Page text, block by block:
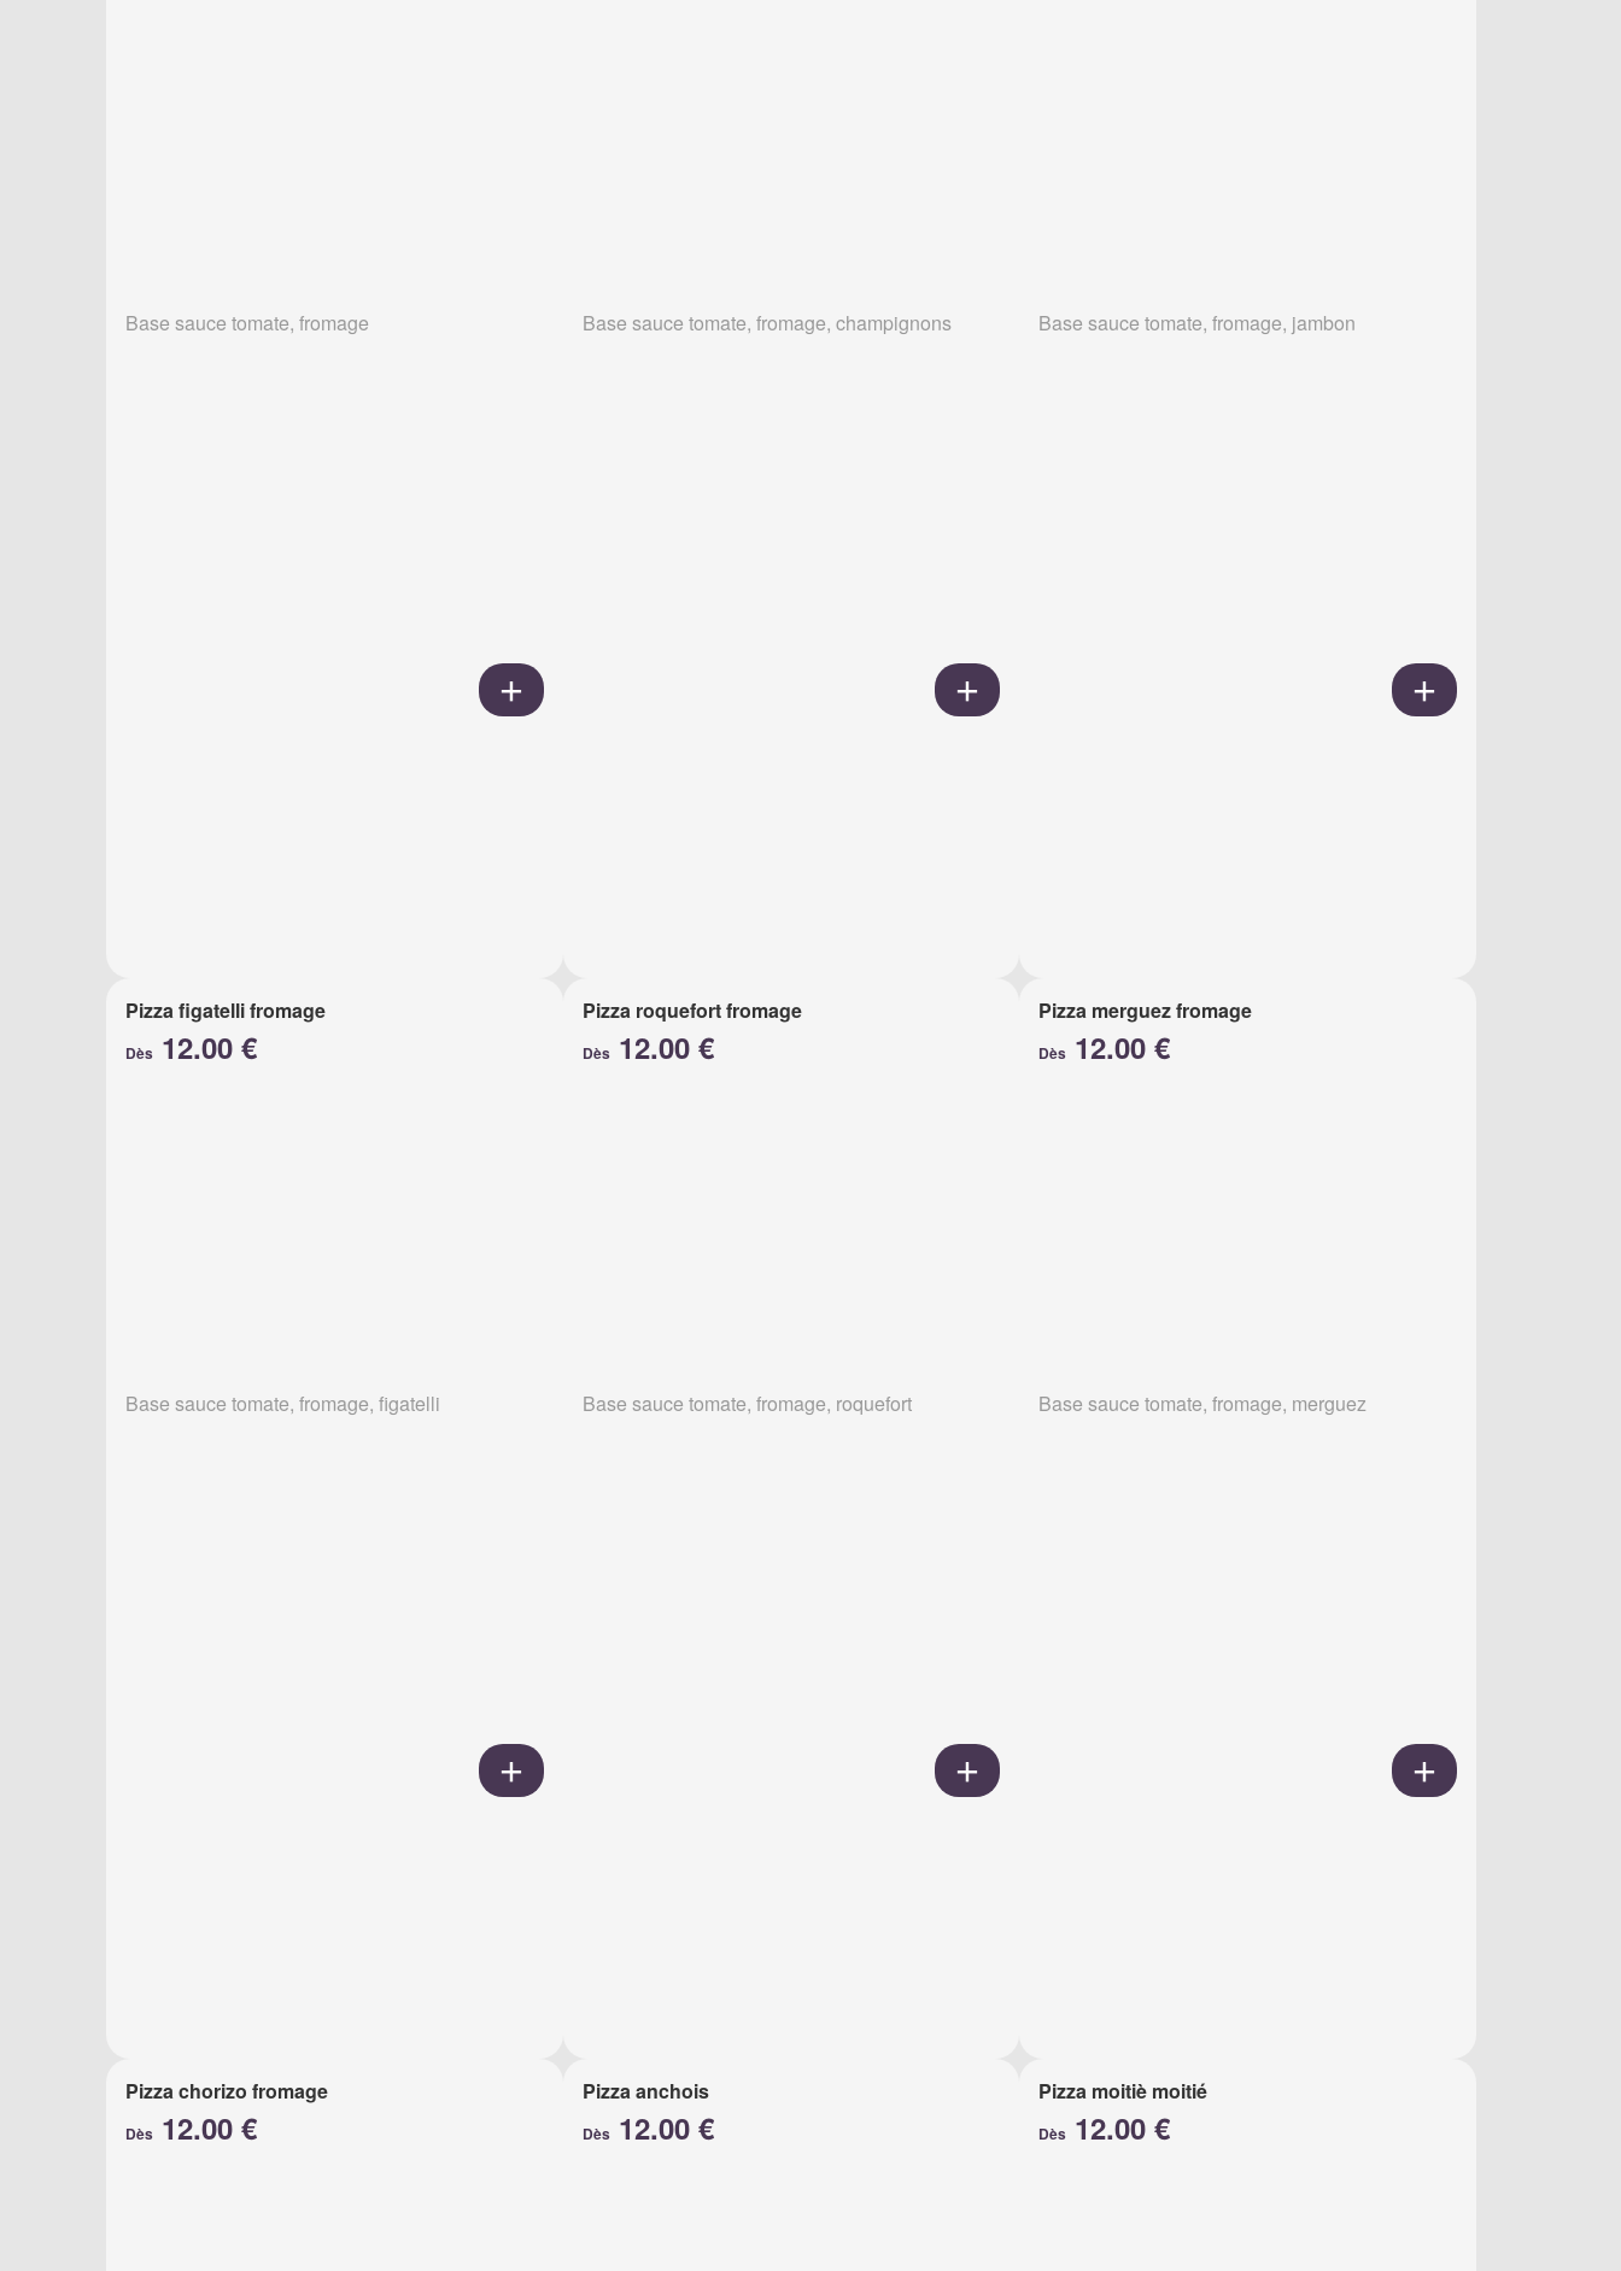
Base sauce tomate, fromage Base sauce tomate, fromage, champignons Base sauce tomate, fromage, jambon
Pizza figatelli fromage
Dès 12.00 €
Base sauce tomate, fromage, figatelli
Pizza roquefort fromage
Dès12.00 €
Base sauce tomate, fromage, roquefort
Pizza merguez fromage
Dès 12.00 €
Base sauce tomate, fromage, merguez
Pizza chorizo fromage
Dès 12.00 €
Pizza anchois
Dès12.00 €
Pizza moitiè moitié
Dès 12.00 €